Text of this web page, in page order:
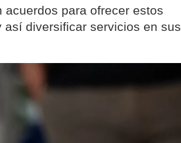
acuerdos para ofrecer estos
diversificar servicios en sus